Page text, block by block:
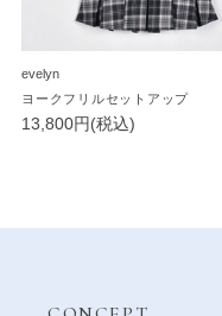
evelyn
ヨークフリルセットアップ
13,800円(税込)